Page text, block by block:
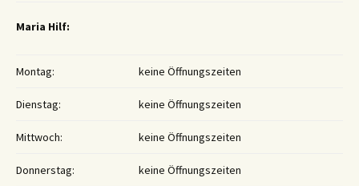
Maria Hilf:
Montag: keine Öffnungszeiten
Dienstag: keine Öffnungszeiten
Mittwoch: keine Öffnungszeiten
Donnerstag: keine Öffnungszeiten